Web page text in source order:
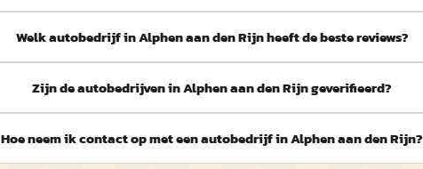
Welk autobedrijf in Alphen aan den Rijn heeft de beste reviews?
Zijn de autobedrijven in Alphen aan den Rijn geverifieerd?
Hoe neem ik contact op met een autobedrijf in Alphen aan den Rijn?